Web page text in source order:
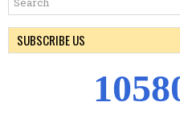
SUBSCRIBE US
1058